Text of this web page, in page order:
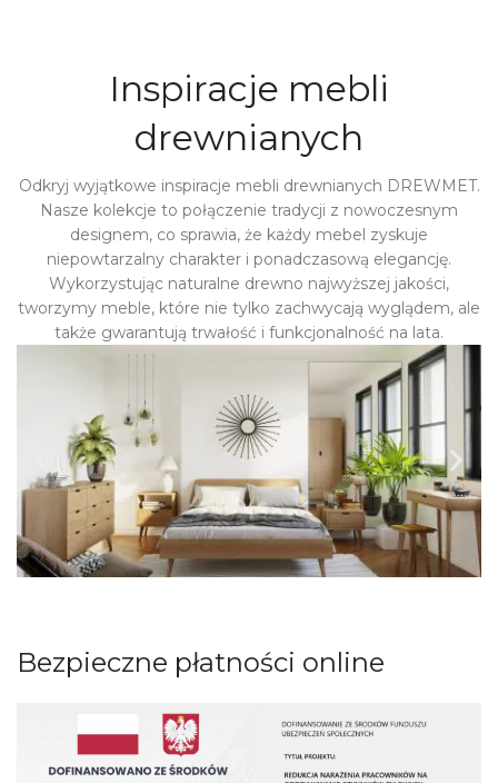
Inspiracje mebli
drewnianych
Odkryj wyjątkowe inspiracje mebli drewnianych DREWMET.
Nasze kolekcje to połączenie tradycji z nowoczesnym
designem, co sprawia, że każdy mebel zyskuje
niepowtarzalny charakter i ponadczasową elegancję.
Wykorzystując naturalne drewno najwyższej jakości,
tworzymy meble, które nie tylko zachwycają wyglądem, ale
także gwarantują trwałość i funkcjonalność na lata.
Bezpieczne płatności online